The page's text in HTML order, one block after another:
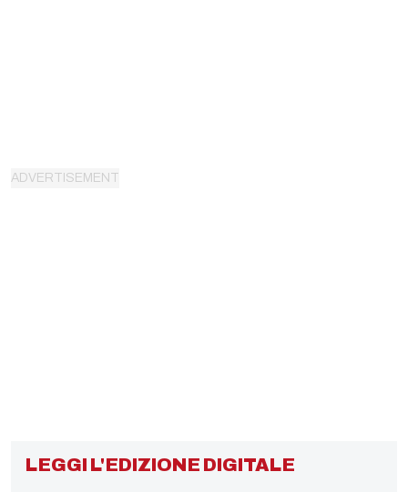
LEGGI L'EDIZIONE DIGITALE